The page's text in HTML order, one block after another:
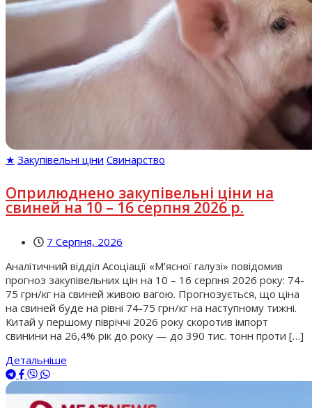
★ Закупівельні ціни Свинарство
Оприлюднено закупівельні ціни на
свиней на 10 – 16 серпня 2026 р.
7 Серпня, 2026
Аналітичний відділ Асоціації «М’ясної галузі» повідомив
прогноз закупівельних цін на 10 – 16 серпня 2026 року: 74-
75 грн/кг на свиней живою вагою. Прогнозується, що ціна
на свиней буде на рівні 74-75 грн/кг на наступному тижні.
Китай у першому півріччі 2026 року скоротив імпорт
свинини на 26,4% рік до року — до 390 тис. тонн проти […]
Детальніше